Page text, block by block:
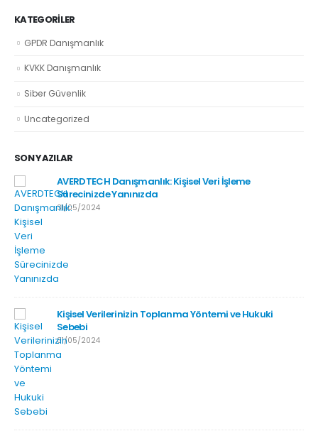
KATEGORILER
GPDR Danışmanlık
KVKK Danışmanlık
Siber Güvenlik
Uncategorized
SON YAZILAR
AVERDTECH Danışmanlık: Kişisel Veri İşleme
Sürecinizde Yanınızda
31/05/2024
Kişisel Verilerinizin Toplanma Yöntemi ve Hukuki
Sebebi
31/05/2024